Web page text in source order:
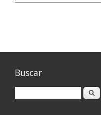
Buscar
Buscar